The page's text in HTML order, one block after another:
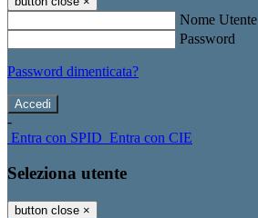
Nome Utente
Password
Password dimenticata?
-
Entra con SPID Entra con CIE
Seleziona utente
button close ×